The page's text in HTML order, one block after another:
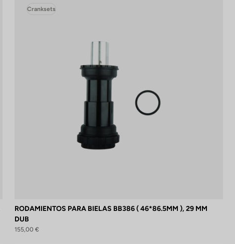
Cranksets
RODAMIENTOS PARA BIELAS BB386 ( 46*86.5MM ), 29 MM
DUB
155,00 €